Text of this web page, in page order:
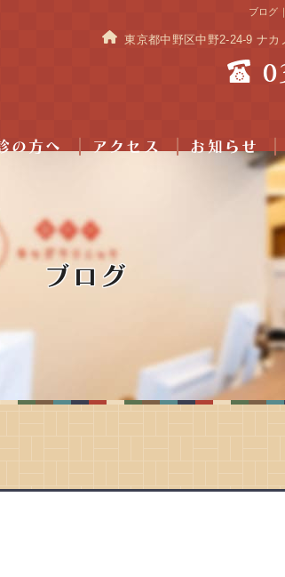
ブログ
東京都中野区中野2-24-9 ナ
の方へ アクセス
お知らせ
ブログ